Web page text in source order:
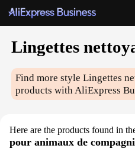
Lingettes
Find more styleLingettes
products with AliExpress
Here are the products found in
pour animaux de